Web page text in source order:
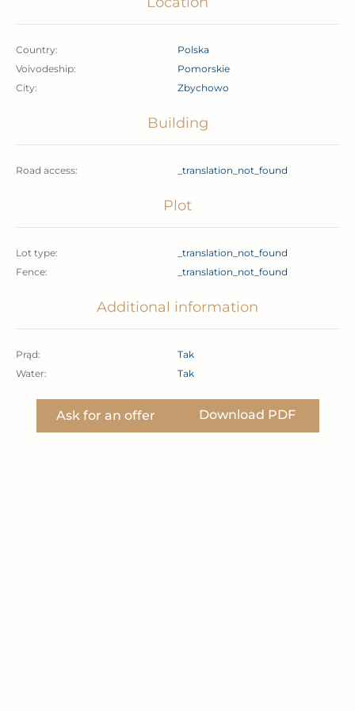
liczne tereny spacerowe i rowerowe.
Zapraszam serdecznie na prezentację!
Niniejsze ogłoszenie nie stanowi oferty handlowej
w rozumieniu art. 66 §1 Kodeksu cywilnego i ma
odbywa się na podstawie uprzedniego uzgodnienia
terminu.
Country:
Polska
Voivodeship:
pomorskie
City:
Zbychowo
Building
Road access: _translation_not_found
Plot
Lot type:
_translation_not_found
Fence:
_translation_not_found
Additional information
Prąd:
Tak
Water:
Tak
Ask for an offer Download PDF